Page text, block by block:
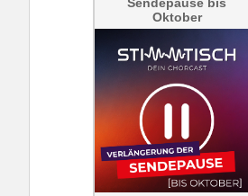
Oktober